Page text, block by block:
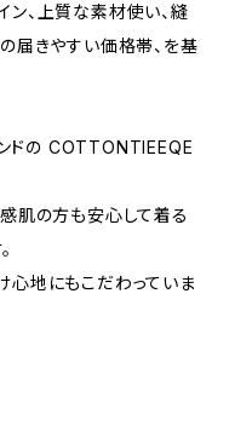
、上質な素材使い、縫
届きやすい価格帯、を基
ドの COTTONTIEEQE
肌の方も安心して着る
心地にもこだわっていま